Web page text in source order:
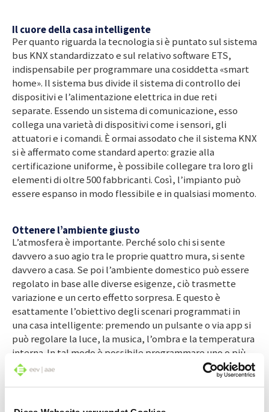
Il cuore della casa intelligente
Per quanto riguarda la tecnologia si è puntato sul sistema
bus KNX standardizzato e sul relativo software ETS,
indispensabile per programmare una cosiddetta «smart
home». Il sistema bus divide il sistema di controllo dei
dispositivi e l’alimentazione elettrica in due reti
separate. Essendo un sistema di comunicazione, esso
collega una varietà di dispositivi come i sensori, gli
attuatori e i comandi. È ormai assodato che il sistema KNX
si è affermato come standard aperto: grazie alla
certificazione uniforme, è possibile collegare tra loro gli
elementi di oltre 500 fabbricanti. Così, l’impianto può
essere espanso in modo flessibile e in qualsiasi momento.
Ottenere l’ambiente giusto
L’atmosfera è importante. Perché solo chi si sente
davvero a suo agio tra le proprie quattro mura, si sente
davvero a casa. Se poi l’ambiente domestico può essere
regolato in base alle diverse esigenze, ciò trasmette
variazione e un certo effetto sorpresa. E questo è
esattamente l’obiettivo degli scenari programmati in
una casa intelligente: premendo un pulsante o via app si
può regolare la luce, la musica, l’ombra e la temperatura
interna. In tal modo è possibile programmare uno o più
scenari in ogni locale, adattandoli alle esigenze dei
singoli componenti della famiglia. Ad esempio, nella
un’impostazione con la quale la luce e la musica si